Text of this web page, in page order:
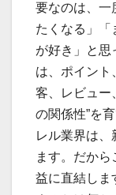
要なのは、一
たくなる」「
が好き」と思
は、ポイント
客、レビュー
の関係性”を
レル業界は、
ます。だから
益に直結しま